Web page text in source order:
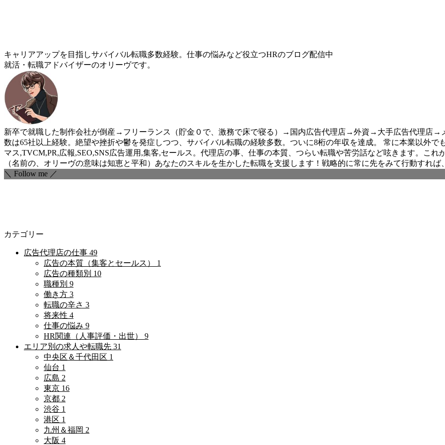
キャリアアップを目指しサバイバル転職多数経験。仕事の悩みなど役立つHRのブログ配信中
就活・転職アドバイザーのオリーヴです。
新卒で就職した制作会社が倒産→フリーランス（貯金０で、激務で床で寝る）→国内広告代理店→外資→大手広告代理店→
数は65社以上経験。絶望や挫折や鬱を発症しつつ、サバイバル転職の経験多数。ついに8桁の年収を達成。 常に本業以外
マス,TVCM,PR,広報,SEO,SNS広告運用,集客,セールス。代理店の事、仕事の本質、つらい転職や苦労話など呟きます。こ
（名前の、オリーヴの意味は知恵と平和）あなたのスキルを生かした転職を支援します！戦略的に常に先をみて行動すれ
＼ Follow me ／
カテゴリー
広告代理店の仕事 49
広告の本質（集客とセールス） 1
広告の種類別 10
職種別 9
働き方 3
転職の辛さ 3
将来性 4
仕事の悩み 9
HR関連（人事評価・出世） 9
エリア別の求人や転職先 31
中央区＆千代田区 1
仙台 1
広島 2
東京 16
京都 2
渋谷 1
港区 1
九州＆福岡 2
大阪 4